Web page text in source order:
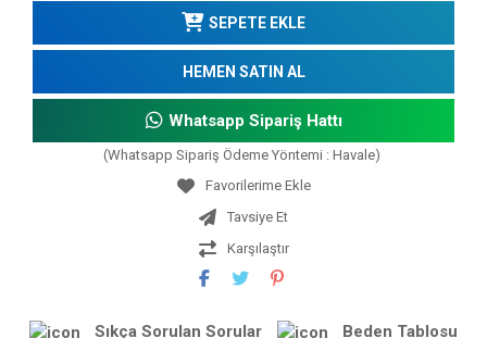
SEPETE EKLE
HEMEN SATIN AL
Whatsapp Sipariş Hattı
(Whatsapp Sipariş Ödeme Yöntemi : Havale)
Tavsiye Et
Karşılaştır
Sıkça Sorulan Sorular Beden Tablosu